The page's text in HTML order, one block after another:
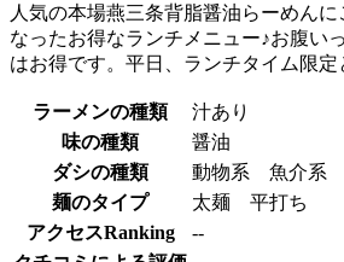
人気の本場燕三条背脂醤油らーめん
なったお得なランチメニュー♪お腹い
はお得です。平日、ランチタイム限定
ラーメンの種類
汁あり
味の種類
醤油
ダシの種類
動物系 魚介系
麺のタイプ
太麺 平打ち
アクセスRanking
--